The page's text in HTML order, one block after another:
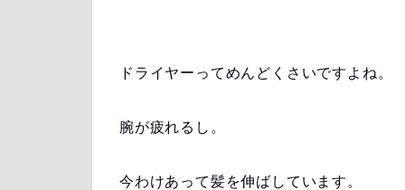
ドライヤーってめんどくさいですよね。
腕が疲れるし。
今わけあって髪を伸ばしています。